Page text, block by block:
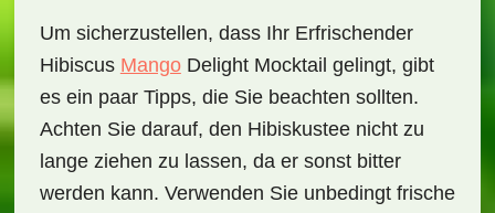
Um sicherzustellen, dass Ihr Erfrischender
Hibiscus MangoDelight Mocktail gelingt, gibt
es ein paar Tipps, die Sie beachten sollten.
Achten Sie darauf, den Hibiskustee nicht zu
lange ziehen zu lassen, da er sonst bitter
werden kann. Verwenden Sie unbedingt frische